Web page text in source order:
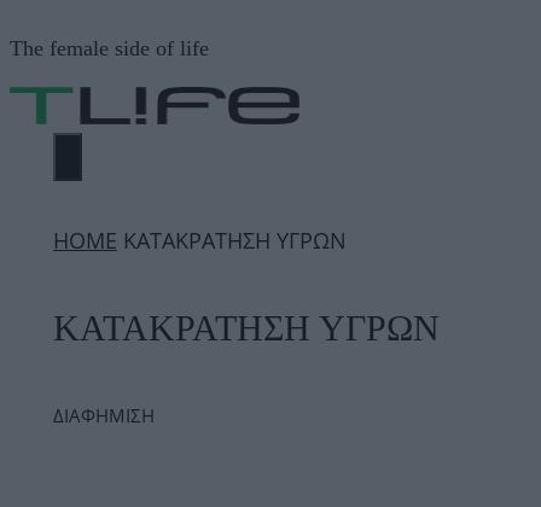
σε
περιεχόμενο
The female side of life
ΜΕΝΟΎ
ΗΟΜΕ ΚΑΤΑΚΡΑΤΗΣΗ ΥΓΡΩΝ
ΚΑΤΑΚΡΑΤΗΣΗ ΥΓΡΩΝ
ΔΙΑΦΗΜΙΣΗ